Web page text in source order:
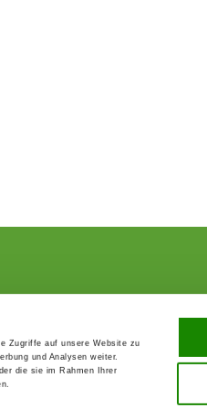
Zugriffe auf unsere Website zu
und Analysen weiter.
die sie im Rahmen Ihrer
brochures,
rule books
Data Privacy